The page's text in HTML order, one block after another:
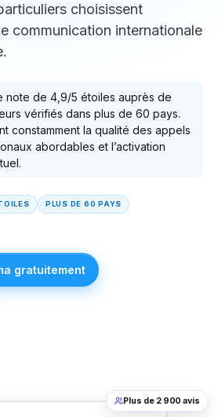
choisissent
communication internationale
note de 4,9/5 étoiles auprès de
vérifiés dans plus de 60 pays.
constamment la qualité des appels
abordables et l’activation
PLUS DE 60 PAYS
gratuitement
Plus de 2 900 avis